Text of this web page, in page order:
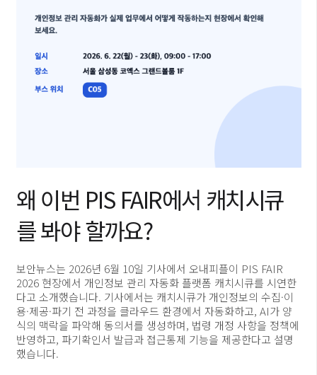
왜 이번 PIS FAIR에서 캐치시큐
를 봐야 할까요?
보안뉴스는 2026년 6월 10일 기사에서 오내피플이 PIS FAIR
2026 현장에서 개인정보 관리 자동화 플랫폼 캐치시큐를 시연한
다고 소개했습니다. 기사에서는 캐치시큐가 개인정보의 수집·이
용·제공·파기 전 과정을 클라우드 환경에서 자동화하고, AI가 양
식의 맥락을 파악해 동의서를 생성하며, 법령 개정 사항을 정책에
반영하고, 파기확인서 발급과 접근통제 기능을 제공한다고 설명
했습니다.